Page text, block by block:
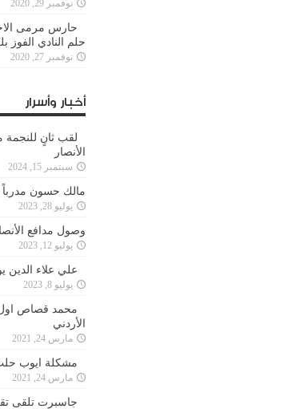
نوفمبر 29, 2020
حارس مرمى
حلم النادي الفوز
نوفمبر 27, 2020
أخبار وأسرار
لقب ثانٍ
الأنصار
سبتمبر 15, 2024
مالك حسون مدرباً
يوليو 28, 2023
وصول مدافع
يوليو 12, 2023
علي علاء الدين
يوليو 8, 2023
محمد قصاص اول
الأردني
مارس 24, 2021
مشكلة ايوب
مارس 24, 2021
جاسبرت تلقى